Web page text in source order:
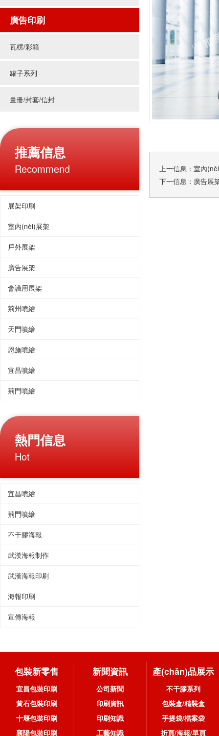
廣告印刷
瓦楞/彩箱
罐子系列
畫冊/封套/信封
推薦信息
Recommend
展架印刷
室內(nèi)展架
戶外展架
廣告展架
會議用展架
荊州噴繪
天門噴繪
恩施噴繪
宜昌噴繪
荊門噴繪
熱門信息
Hot
宜昌噴繪
荊門噴繪
不干膠海報
武漢海報制作
武漢海報印刷
海報印刷
宣傳海報
上一信息： 室內
下一信息： 廣告展
包裝新零售
宜昌包裝印刷
黃石包裝印刷
十堰包裝印刷
襄陽包裝印刷
新聞資訊
公司新聞
印刷資訊
印刷知識
工藝知識
產(chǎn)品展示
不干膠系列
包裝盒/精裝盒
手提袋/檔案袋
折頁/海報/單頁